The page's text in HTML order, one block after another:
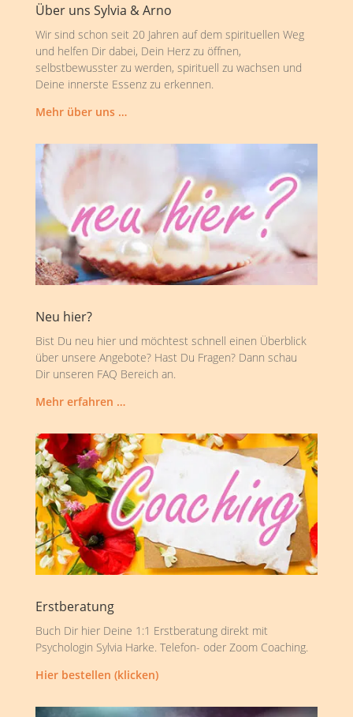
Über uns Sylvia & Arno
Wir sind schon seit 20 Jahren auf dem spirituellen Weg
und helfen Dir dabei, Dein Herz zu öffnen,
selbstbewusster zu werden, spirituell zu wachsen und
Deine innerste Essenz zu erkennen.
Mehr über uns …
Neu hier?
Bist Du neu hier und möchtest schnell einen Überblick
über unsere Angebote? Hast Du Fragen? Dann schau
Dir unseren FAQ Bereich an.
Mehr erfahren …
Erstberatung
Buch Dir hier Deine 1:1 Erstberatung direkt mit
Psychologin Sylvia Harke. Telefon- oder Zoom Coaching.
Hier bestellen (klicken)